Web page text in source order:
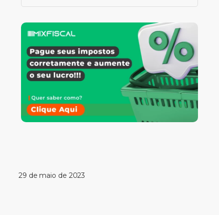
29 de maio de 2023